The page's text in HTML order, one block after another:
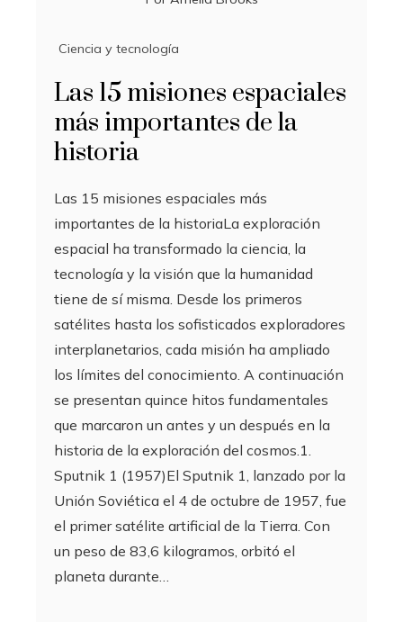
Ciencia y tecnología
Las 15 misiones espaciales
más importantes de la
historia
Las 15 misiones espaciales más
importantes de la historiaLa exploración
espacial ha transformado la ciencia, la
tecnología y la visión que la humanidad
tiene de sí misma. Desde los primeros
satélites hasta los sofisticados exploradores
interplanetarios, cada misión ha ampliado
los límites del conocimiento. A continuación
se presentan quince hitos fundamentales
que marcaron un antes y un después en la
historia de la exploración del cosmos.1.
Sputnik 1 (1957)El Sputnik 1, lanzado por la
Unión Soviética el 4 de octubre de 1957, fue
el primer satélite artificial de la Tierra. Con
un peso de 83,6 kilogramos, orbitó el
planeta durante…